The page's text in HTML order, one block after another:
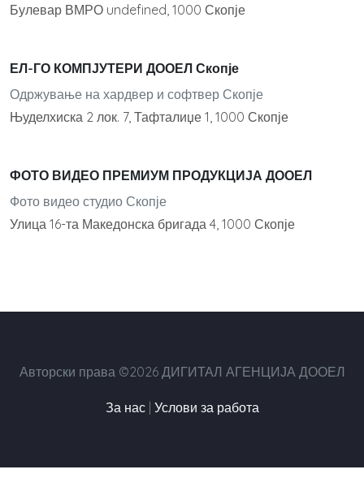
Булевар ВМРО undefined, 1000 Скопје
ЕЛ-ГО КОМПЈУТЕРИ ДООЕЛ Скопје
Одржување на хардвер и софтвер Скопје
Њуделхиска 2 лок. 7, Тафталиџе 1, 1000 Скопје
ФОТО ВИДЕО ПРЕМИУМ ПРОДУКЦИЈА ДООЕЛ
Фото видео студио Скопје
Улица 16-та Македонска бригада 4, 1000 Скопје
Авторски права ©2026 ДИГИТАЛ АГЕНЦИЈА ДООЕЛ
За нас| Услови за работа